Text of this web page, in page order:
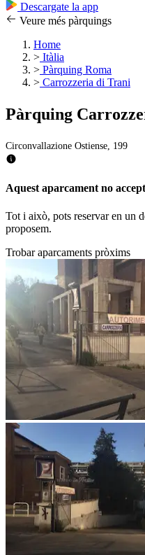
Descargate la app
Veure més pàrquings
Home
> Itàlia
> Pàrquing Roma
> Carrozzeria di Trani
Pàrquing
Circonvallazione Ostiense, 199
Aquest aparcament no
Tot i això, pots reservar en un
proposem.
Trobar aparcaments pròxims